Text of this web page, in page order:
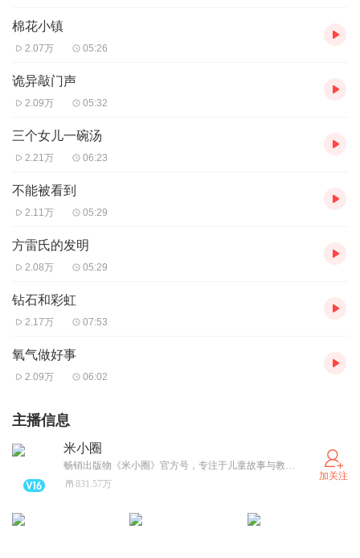
棉花小镇
2.07万 05:26
诡异敲门声
2.09万 05:32
三个女儿一碗汤
2.21万 06:23
不能被看到
2.11万 05:29
方雷氏的发明
2.08万 05:29
钻石和彩虹
2.17万 07:53
氧气做好事
2.09万 06:02
主播信息
米小圈
畅销出版物《米小圈》官方号，专注于儿童故事与教育内容。米小圈通过生动幽默的故事情节，帮助孩子们在轻松阅读中学习重要的生活道理和价值观，深受家长和孩子的喜爱。
831.57万
加关注